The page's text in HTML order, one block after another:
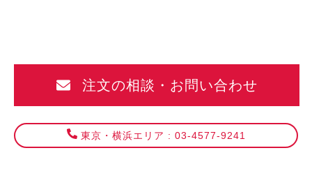
注文の相談・お問い合わせ
東京・横浜エリア : 03-4577-9241